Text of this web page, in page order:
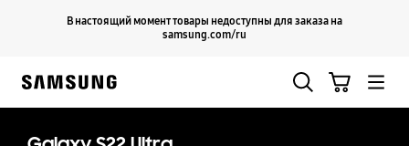
В настоящий момент товары недоступны для заказа на
samsung.com/ru
Продолжить